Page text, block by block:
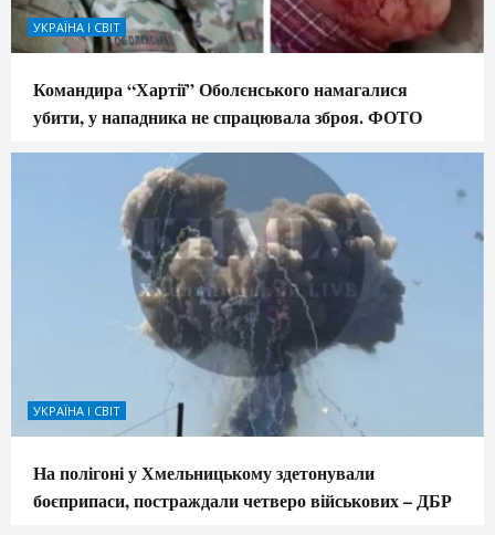
УКРАЇНА І СВІТ
Командира “Хартії” Оболєнського намагалися
убити, у нападника не спрацювала зброя. ФОТО
УКРАЇНА І СВІТ
На полігоні у Хмельницькому здетонували
боєприпаси, постраждали четверо військових – ДБР